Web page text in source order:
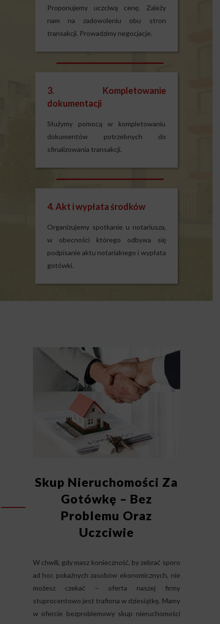
Proponujemy uczciwą cenę. Zależy
nam na zadowoleniu obu stron
transakcji. Prowadzimy negocjacje.
3. Kompletowanie
dokumentacji
Służymy pomocą w kompletowaniu
dokumentów potrzebnych do
sfinalizowania transakcji.
4. Akt i wypłata środków
Organizujemy spotkanie u notariusza,
w obecności którego odbywa się
podpisanie aktu notarialnego i wypłata
gotówki.
Skup Nieruchomości Za
Gotówkę – Bez
Problemu Oraz
Uczciwie
W chwili, gdy masz konieczność, by zebrać sporo
ad hoc pokaźnych zasobów ekonomicznych, nie
możesz czekać – oferta naszej firmy
stuprocentowo jest trafiona w dziesiątkę. Mamy
w ofercie bezproblemowy skup nieruchomości